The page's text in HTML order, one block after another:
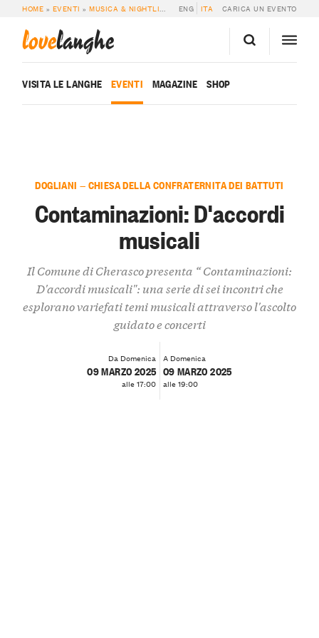
HOME » EVENTI »MUSICA & NIGHTLIFE CONTAMINAZIONI: D’ACCORDI
ENG ITA CARICA UN EVENTO
lovelanghe
VISITA LE LANGHE EVENTI MAGAZINE SHOP
DOGLIANI — CHIESA DELLA CONFRATERNITA DEI BATTUTI
Contaminazioni: D'accordi
musicali
Il Comune di Cherasco presenta “ Contaminazioni:
D'accordi musicali": una serie di sei incontri che
esplorano variefati temi musicali attraverso l'ascolto
guidato e concerti
Da Domenica
09 MARZO 2025
alle 17:00
A Domenica
09 MARZO 2025
alle 19:00